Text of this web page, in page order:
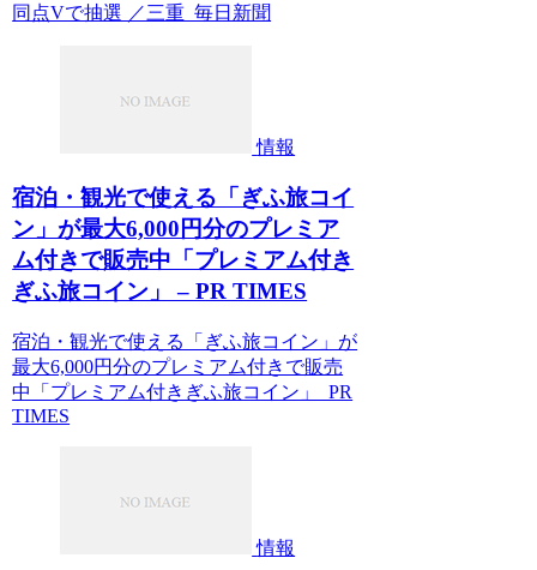
同点Vで抽選 ／三重 毎日新聞
情報
宿泊・観光で使える「ぎふ旅コイ
ン」が最大6,000円分のプレミア
ム付きで販売中「プレミアム付き
ぎふ旅コイン」 – PR TIMES
宿泊・観光で使える「ぎふ旅コイン」が
最大6,000円分のプレミアム付きで販売
中「プレミアム付きぎふ旅コイン」 PR
TIMES
情報